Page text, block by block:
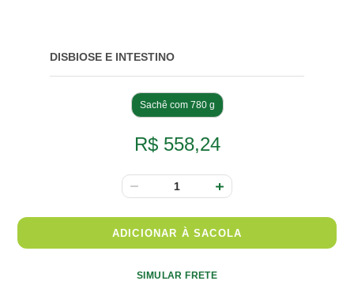
DISBIOSE E INTESTINO
Sachê com 780 g
R$ 558,24
ADICIONAR À SACOLA
SIMULAR FRETE